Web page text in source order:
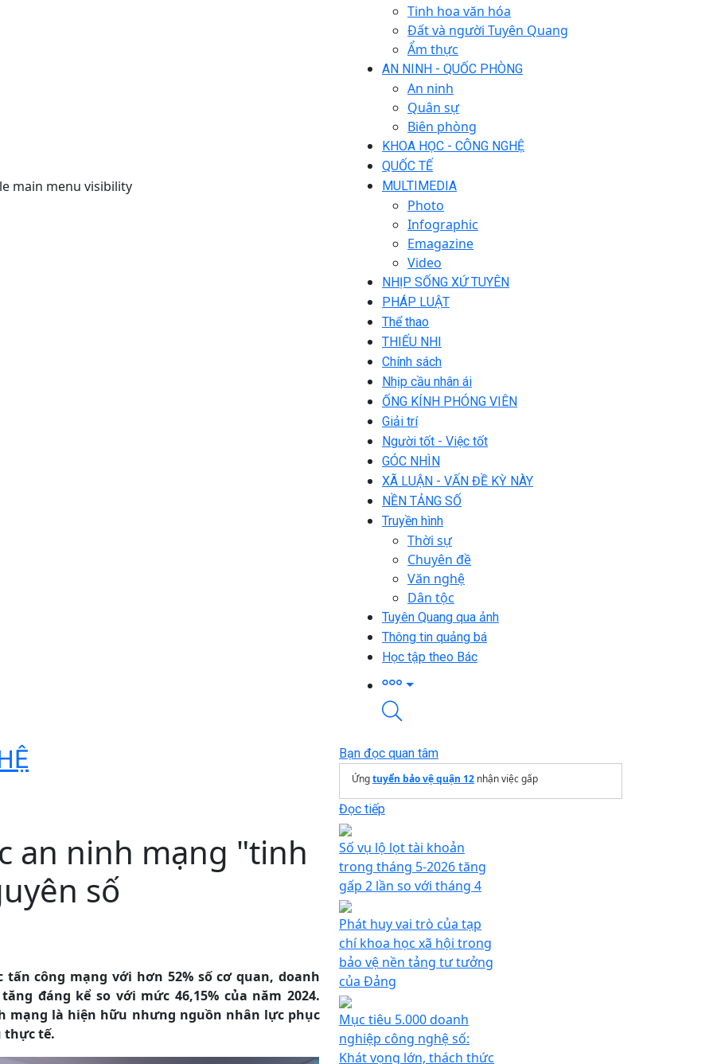
main menu visibility
Tinh hoa văn hóa
Đất và người Tuyên Quang
Ẩm thực
AN NINH - QUỐC PHÒNG
An ninh
Quân sự
Biên phòng
KHOA HỌC - CÔNG NGHỆ
QUỐC TẾ
MULTIMEDIA
Photo
Infographic
Emagazine
Video
NHỊP SỐNG XỨ TUYÊN
PHÁP LUẬT
Thể thao
THIẾU NHI
Chính sách
Nhịp cầu nhân ái
ỐNG KÍNH PHÓNG VIÊN
Giải trí
Người tốt - Việc tốt
GÓC NHÌN
XÃ LUẬN - VẤN ĐỀ KỲ NÀY
NỀN TẢNG SỐ
Truyền hình
Thời sự
Chuyên đề
Văn nghệ
Dân tộc
Tuyên Quang qua ảnh
Thông tin quảng bá
Học tập theo Bác
an ninh mạng "tinh
số
tấn công mạng với hơn 52% số cơ quan, doanh
đáng kể so với mức 46,15% của năm 2024.
mạng là hiện hữu nhưng nguồn nhân lực phục
thực tế.
Bạn đọc quan tâm
Ứngtuyển bảo vệ quận 12 nhận việc gấp
Đọc tiếp
Số vụ lộ lọt tài khoản
trong tháng 5-2026 tăng
gấp 2 lần so với tháng 4
Phát huy vai trò của tạp
chí khoa học xã hội trong
bảo vệ nền tảng tư tưởng
của Đảng
Mục tiêu 5.000 doanh
nghiệp công nghệ số:
Khát vọng lớn, thách thức